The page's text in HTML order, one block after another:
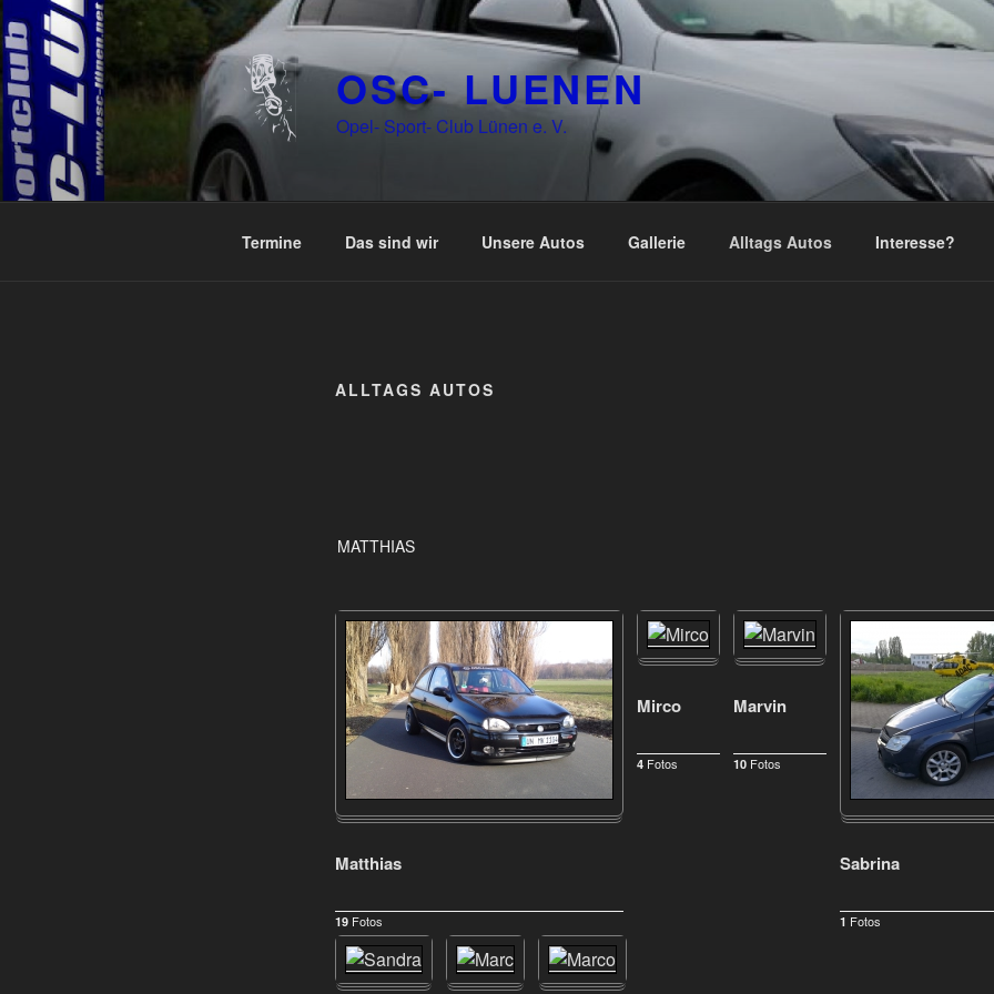
Zum
Inhalt
springen
OSC- LUENEN
Opel- Sport- Club Lünen e. V.
Termine Das sind wir Unsere Autos Gallerie Alltags Autos Interesse?
ALLTAGS AUTOS
MATTHIAS
Matthias
19 Fotos
Mirco
4 Fotos
Marvin
10 Fotos
Sabrina
1 Fotos